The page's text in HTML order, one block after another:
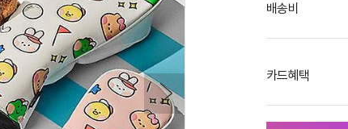
배송비
카드혜택